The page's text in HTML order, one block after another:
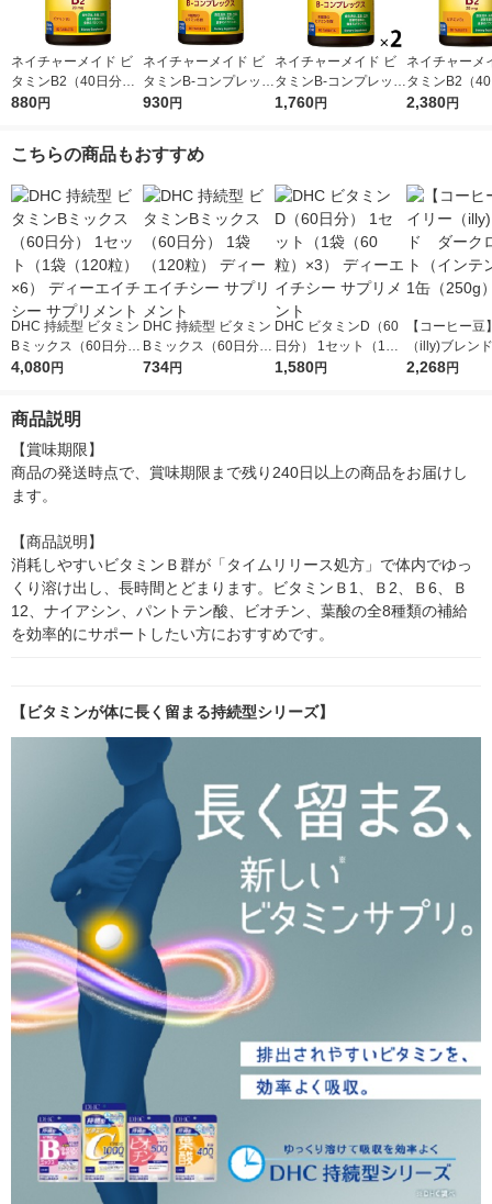
ネイチャーメイド ビ
タミンB2（40日分）
1個（80粒） 大塚製薬
880円
ネイチャーメイド ビ
タミンB-コンプレック
ス（60日分） 1個（6
930円
ネイチャーメイド ビ
タミンB-コンプレック
ス（60日分） 1セット
1,760円
ネイチャーメ
タミンB2（
1セット（1個
2,380円
こちらの商品もおすすめ
DHC 持続型 ビタミン
Bミックス（60日分）
1セット（1袋（120
4,080円
DHC 持続型 ビタミン
Bミックス（60日分）
1袋（120粒） ディー
734円
DHC ビタミンD（60
日分） 1セット（1袋
（60粒）×3） ディー
1,580円
【コーヒー豆
（illy)ブレン
クロースト（
2,268円
商品説明
【賞味期限】
商品の発送時点で、賞味期限まで残り240日以上の商品をお届けし
ます。
【商品説明】
消耗しやすいビタミンＢ群が「タイムリリース処方」で体内でゆっ
くり溶け出し、長時間とどまります。ビタミンＢ1、Ｂ2、Ｂ6、Ｂ
12、ナイアシン、パントテン酸、ビオチン、葉酸の全8種類の補給
を効率的にサポートしたい方におすすめです。
【ビタミンが体に長く留まる持続型シリーズ】